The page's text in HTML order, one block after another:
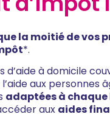
la moitié de vos
*.
d’aide à domicile
aux personnes
adaptées à chaque
aux aides